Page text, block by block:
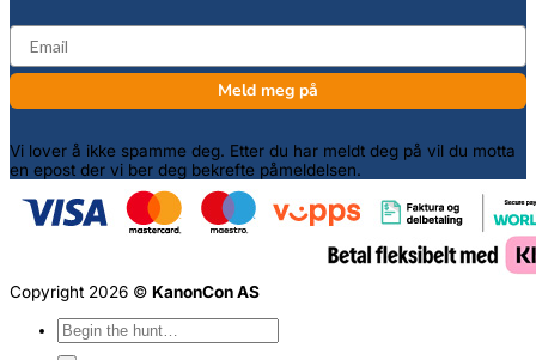
email
Meld meg på
Vi lover å ikke spamme deg. Etter du har meldt deg på vil du motta
en epost der vi ber deg bekrefte påmeldelsen.
Copyright 2026 © KanonCon AS
Søk
etter: